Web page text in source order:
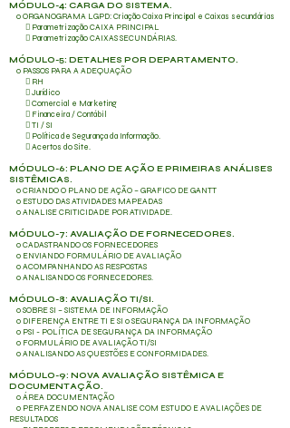
MÓDULO-4: CARGA DO SISTEMA.
o ORGANOGRAMA LGPD: Criação Caixa Principal e Caixas secundárias
 Parametrização CAIXA PRINCIPAL
 Parametrização CAIXAS SECUNDÁRIAS.
MÓDULO-5: DETALHES POR DEPARTAMENTO.
o PASSOS PARA A ADEQUAÇÃO
 RH
 Jurídico
 Comercial e Marketing
 Financeira / Contábil
 TI / SI
 Política de Segurança da Informação.
 Acertos do Site.
MÓDULO-6: PLANO DE AÇÃO E PRIMEIRAS ANÁLISES
SISTÊMICAS.
o CRIANDO O PLANO DE AÇÃO – GRAFICO DE GANTT
o ESTUDO DAS ATIVIDADES MAPEADAS
o ANALISE CRITICIDADE POR ATIVIDADE.
MÓDULO-7: AVALIAÇÃO DE FORNECEDORES.
o CADASTRANDO OS FORNECEDORES
o ENVIANDO FORMULÁRIO DE AVALIAÇÃO
o ACOMPANHANDO AS RESPOSTAS
o ANALISANDO OS FORNECEDORES.
MÓDULO-8: AVALIAÇÃO TI/SI.
o SOBRE SI – SISTEMA DE INFORMAÇÃO
o DIFERENÇA ENTRE TI E SI o SEGURANÇA DA INFORMAÇÃO
o PSI - POLÍTICA DE SEGURANÇA DA INFORMAÇÃO
o FORMULÁRIO DE AVALIAÇÃO TI/SI
o ANALISANDO AS QUESTÕES E CONFORMIDADES.
MÓDULO-9: NOVA AVALIAÇÃO SISTÊMICA E
DOCUMENTAÇÃO.
o ÁREA DOCUMENTAÇÃO
o PERFAZENDO NOVA ANALISE COM ESTUDO E AVALIAÇÕES DE
RESULTADOS